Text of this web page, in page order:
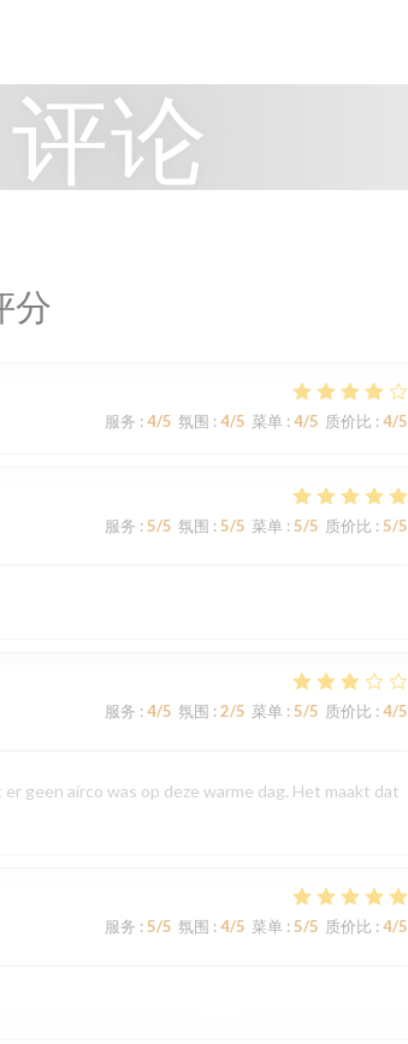
评论
分
服务 : 4/5 氛围 : 4/5 菜单: 4/5 质价比 : 4/5
服务 : 5/5 氛围 : 5/5 菜单: 5/5 质价比 : 5/5
服务 : 4/5 氛围 : 2/5 菜单: 5/5 质价比 : 4/5
geen airco was op deze warme dag. Het maakt dat
服务 : 5/5 氛围 : 4/5 菜单: 5/5 质价比 : 4/5